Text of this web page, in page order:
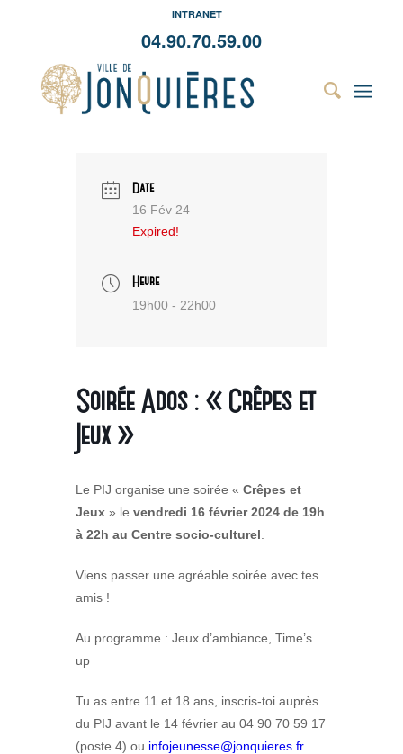
INTRANET
04.90.70.59.00
Date
16 Fév 24
Expired!
Heure
19h00 - 22h00
Soirée Ados : « Crêpes et
Jeux »
Le PIJ organise une soirée « Crêpes et
Jeux » le vendredi 16 février 2024 de 19h
à 22h au Centre socio-culturel
Viens passer une agréable soirée avec tes
amis !
Au programme : Jeux d’ambiance, Time’s
up
Tu as entre 11 et 18 ans, inscris-toi auprès
du PIJ avant le 14 février au 04 90 70 59 17
(poste 4) ou infojeunesse@jonquieres.fr.